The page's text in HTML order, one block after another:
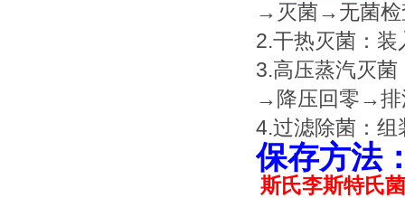
→灭菌→无菌
2.干热灭菌：
3.高压蒸汽灭
→降压回零→
4.过滤除菌：
保存方法
斯氏李斯特氏